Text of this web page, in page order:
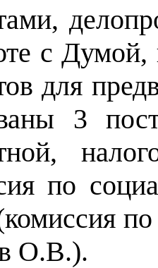
с Думой,
для
3
по
по
О.В.).